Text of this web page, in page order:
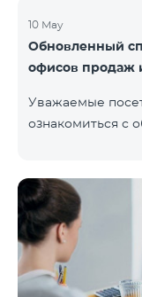
изменен
вместо прежних 60-ти. В случае,
план не будет
расторгнут в
основной
10 May
Обновленный
офисов продаж
Уважаемые
ознакомиться с
Регионы В офисах соблюдены соответствующие
меры для
наших